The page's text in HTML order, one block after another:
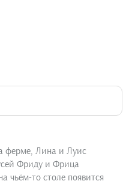
ферме, Лина и Луис
Фриду и Фрица
чьём-то столе появится